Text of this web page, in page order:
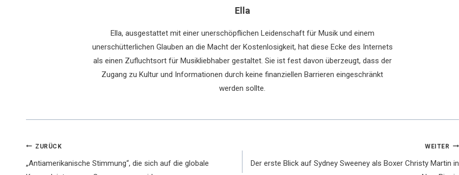
Ella
Ella, ausgestattet mit einer unerschöpflichen Leidenschaft für Musik und einem
unerschütterlichen Glauben an die Macht der Kostenlosigkeit, hat diese Ecke des Internets
als einen Zufluchtsort für Musikliebhaber gestaltet. Sie ist fest davon überzeugt, dass der
Zugang zu Kultur und Informationen durch keine finanziellen Barrieren eingeschränkt
werden sollte.
Beitragsnavigation
ZURÜCK
„Antiamerikanische Stimmung“, die sich auf die globale
WEITER
Der erste Blick auf Sydney Sweeney als Boxer Christy Martin in